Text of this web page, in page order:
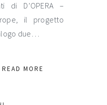
di D’OPERA –
il progetto
due…
READ MORE